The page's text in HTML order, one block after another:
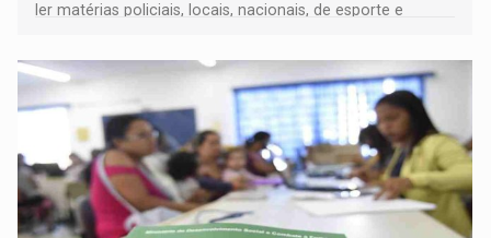
ler matérias policiais, locais, nacionais, de esporte e